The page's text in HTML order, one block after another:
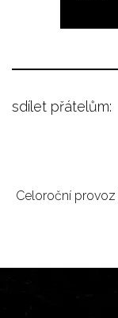
sdílet přátelům:
Celoroční